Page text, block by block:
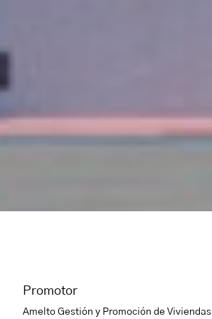
Promotor
Amelto Gestión y Promoción de Viviendas